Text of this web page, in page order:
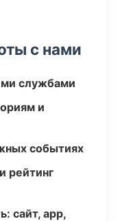
с нами
службами
и
событиях
рейтинг
сайт, app,